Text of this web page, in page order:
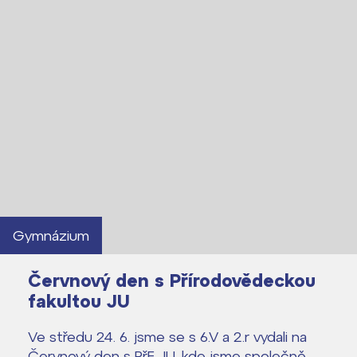
Gymnázium
Červnový den s Přírodovědeckou
fakultou JU
Ve středu 24. 6. jsme se s 6.V a 2.r vydali na
Lidé často hledají